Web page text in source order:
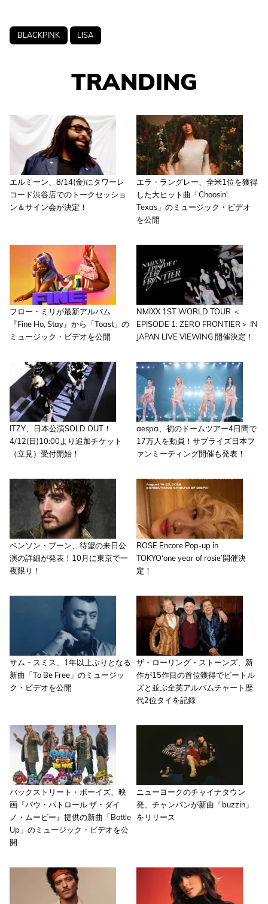
BLACKPINK LISA
TRANDING
エルミーン、8/14(金)にタワーレ
コード渋谷店でのトークセッショ
ン＆サイン会が決定！
エラ・ラングレー、全米1位を獲得
した大ヒット曲「Choosin'
Texas」のミュージック・ビデオ
を公開
フロー・ミリが最新アルバム
『Fine Ho, Stay』から「Toast」の
ミュージック・ビデオを公開
NMIXX 1ST WORLD TOUR ＜
EPISODE 1: ZERO FRONTIER＞ IN
JAPAN LIVE VIEWING 開催決定！
ITZY、日本公演SOLD OUT！
4/12(日)10:00より追加チケット
（立見）受付開始！
aespa、初のドームツアー4日間で
17万人を動員！サプライズ日本フ
ァンミーティング開催も発表！
ベンソン・ブーン、待望の来日公
演の詳細が発表！10月に東京で一
夜限り！
ROSE Encore Pop-up in
TOKYO‘one year of rosie’開催決
定！
サム・スミス、1年以上ぶりとなる
新曲「To Be Free」のミュージッ
ク・ビデオを公開
ザ・ローリング・ストーンズ、新
作が15作目の首位獲得でビートル
ズと並ぶ全英アルバムチャート歴
代2位タイを記録
バックストリート・ボーイズ、映
画『パウ・パトロール ザ・ダイ
ノ・ムービー』提供の新曲「Bottle
Up」のミュージック・ビデオを公
開
ニューヨークのチャイナタウン
発、チャンパンが新曲「buzzin」
をリリース